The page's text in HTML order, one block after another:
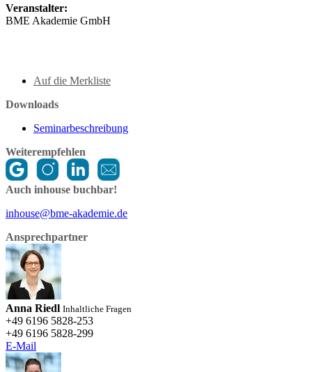
Veranstalter:
BME Akademie GmbH
Auf die Merkliste
Downloads
Seminarbeschreibung
Weiterempfehlen
Auch inhouse buchbar!
inhouse@bme-akademie.de
Ansprechpartner
Anna Riedl Inhaltliche Fragen
+49 6196 5828-253
+49 6196 5828-299
E-Mail